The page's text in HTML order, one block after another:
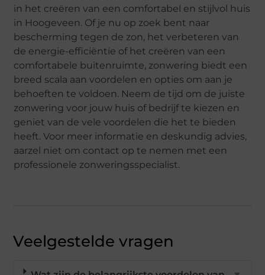
in het creëren van een comfortabel en stijlvol huis
in Hoogeveen. Of je nu op zoek bent naar
bescherming tegen de zon, het verbeteren van
de energie-efficiëntie of het creëren van een
comfortabele buitenruimte, zonwering biedt een
breed scala aan voordelen en opties om aan je
behoeften te voldoen. Neem de tijd om de juiste
zonwering voor jouw huis of bedrijf te kiezen en
geniet van de vele voordelen die het te bieden
heeft. Voor meer informatie en deskundig advies,
aarzel niet om contact op te nemen met een
professionele zonweringsspecialist.
Veelgestelde vragen